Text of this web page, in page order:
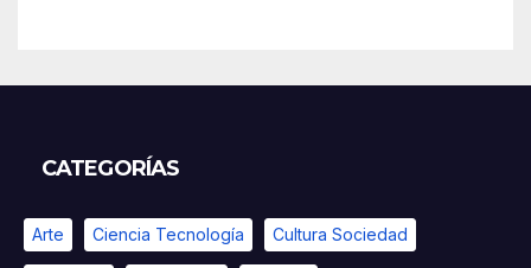
CATEGORÍAS
Arte Ciencia Tecnología Cultura Sociedad